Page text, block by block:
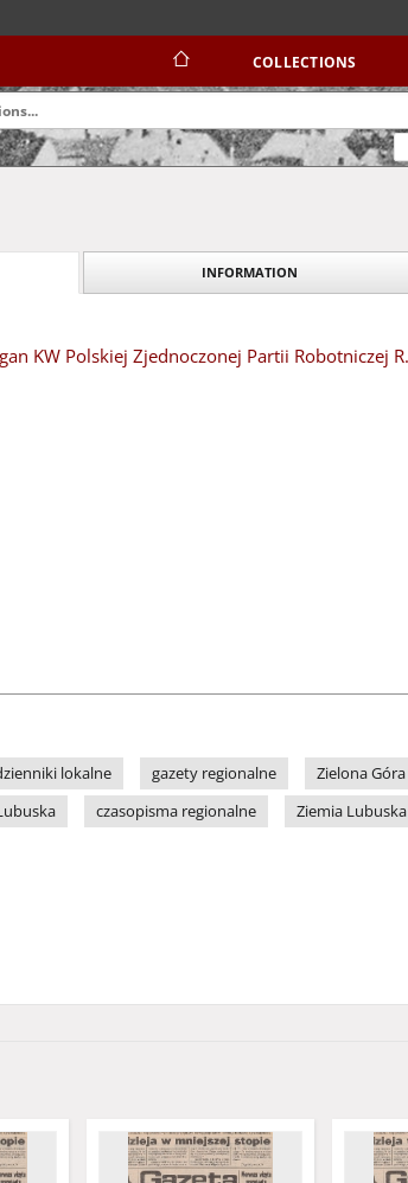
COLLECTIONS
INFORMATION
KW Polskiej Zjednoczonej Partii Robotniczej
lokalne gazety regionalne Zielona Góra
czasopisma regionalne Ziemia Lubuska